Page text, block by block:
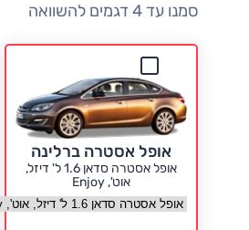
סמנו עד 4 דגמים להשוואה
אופל אסטרה ברלינה
אופל אסטרה סדאן 1.6 ל' דיזל,
אוט', Enjoy
בחר גרסה אופל אסטרה ברלינה